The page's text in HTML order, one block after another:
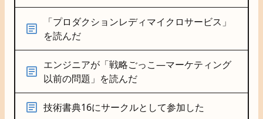
「プロダクションレディマイクロサービス」
を読んだ
エンジニアが「戦略ごっこ―マーケティング
以前の問題」を読んだ
技術書典16にサークルとして参加した